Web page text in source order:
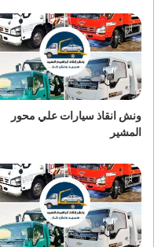
ونش انقاذ سيارات علي محور
المشير